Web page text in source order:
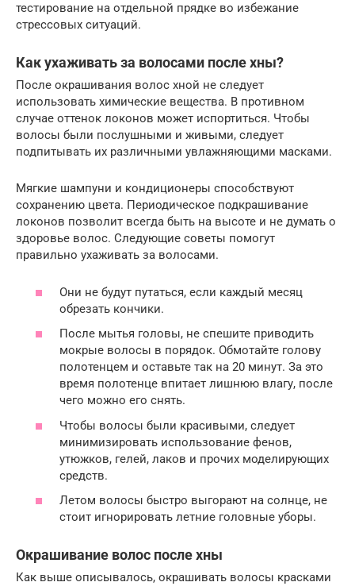
тестирование на отдельной прядке во избежание
стрессовых ситуаций.
Как ухаживать за волосами после хны?
После окрашивания волос хной не следует
использовать химические вещества. В противном
случае оттенок локонов может испортиться. Чтобы
волосы были послушными и живыми, следует
подпитывать их различными увлажняющими масками.
Мягкие шампуни и кондиционеры способствуют
сохранению цвета. Периодическое подкрашивание
локонов позволит всегда быть на высоте и не думать о
здоровье волос. Следующие советы помогут
правильно ухаживать за волосами.
Они не будут путаться, если каждый месяц
обрезать кончики.
После мытья головы, не спешите приводить
мокрые волосы в порядок. Обмотайте голову
полотенцем и оставьте так на 20 минут. За это
время полотенце впитает лишнюю влагу, после
чего можно его снять.
Чтобы волосы были красивыми, следует
минимизировать использование фенов,
утюжков, гелей, лаков и прочих моделирующих
средств.
Летом волосы быстро выгорают на солнце, не
стоит игнорировать летние головные уборы.
Окрашивание волос после хны
Как выше описывалось, окрашивать волосы красками